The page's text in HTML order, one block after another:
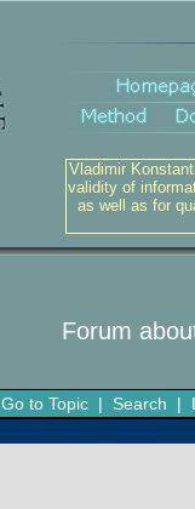
Vladimir
validity of
as well as for
Forum
Go to Topic | Search |